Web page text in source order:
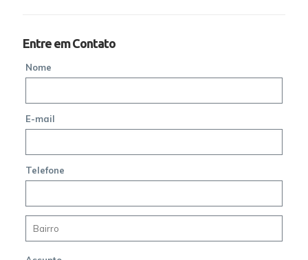
Entre em Contato
Nome
E-mail
Telefone